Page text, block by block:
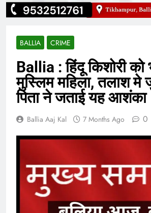
BALLIA CRIME
Ballia : हिंदू किशोरी को
मुस्लिम महिला, तलाश मे
पिता ने जताई यह आशंका
Ballia Aaj Kal 7 Months Ago 0